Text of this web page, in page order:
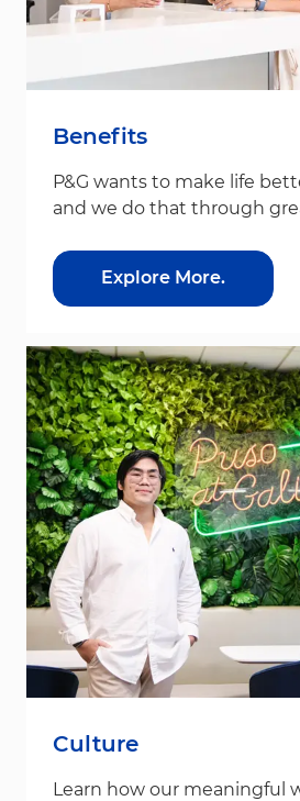
Benefits
P&G wants to make life
and we do that through
Explore More.
Culture
Learn how our meaningful